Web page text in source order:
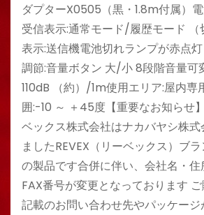
ダプターX0505（黒・1.8m付属）
受信表示:通常モード/履歴モード
表示:送信機電池切れランプが赤点
調節:音量ボタン 大/小 8段階音量可
110dB （約）/1m使用エリア:屋内専
囲:-10 ～ ＋45度【重要なお知らせ
ベックス株式会社はナカバヤシ株
ましたREVEX（リーベックス）ブ
の製品です合併に伴い、会社名・住
FAX番号が変更となっております
記載のお問い合わせ先やパッケー